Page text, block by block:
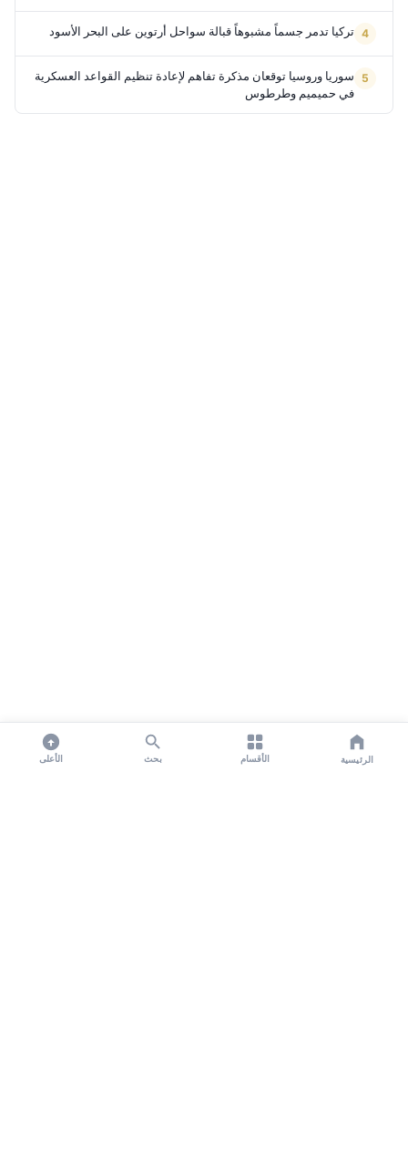
تركيا تدمر جسماً مشبوهاً قبالة سواحل أرتوين على البحر الأسود
سوريا وروسيا توقعان مذكرة تفاهم لإعادة تنظيم القواعد العسكرية
في حميميم وطرطوس
الرئيسية الأقسام بحث الأعلى